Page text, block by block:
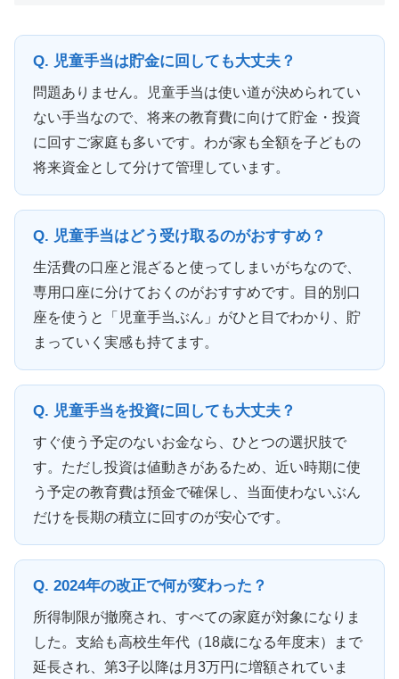
Q. 児童手当は貯金に回しても大丈夫？
問題ありません。児童手当は使い道が決められてい
ない手当なので、将来の教育費に向けて貯金・投資
に回すご家庭も多いです。わが家も全額を子どもの
将来資金として分けて管理しています。
Q. 児童手当はどう受け取るのがおすすめ？
生活費の口座と混ざると使ってしまいがちなので、
専用口座に分けておくのがおすすめです。目的別口
座を使うと「児童手当ぶん」がひと目でわかり、貯
まっていく実感も持てます。
Q. 児童手当を投資に回しても大丈夫？
すぐ使う予定のないお金なら、ひとつの選択肢で
す。ただし投資は値動きがあるため、近い時期に使
う予定の教育費は預金で確保し、当面使わないぶん
だけを長期の積立に回すのが安心です。
Q. 2024年の改正で何が変わった？
所得制限が撤廃され、すべての家庭が対象になりま
した。支給も高校生年代（18歳になる年度末）まで
延長され、第3子以降は月3万円に増額されていま